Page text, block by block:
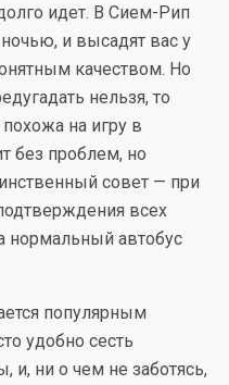
идет. В Сием-Рип
и высадят вас у
качеством. Но
нельзя, то
на игру в
без проблем, но
совет — при
всех
нормальный автобус
популярным
удобно сесть
и, ни о чем не заботясь,